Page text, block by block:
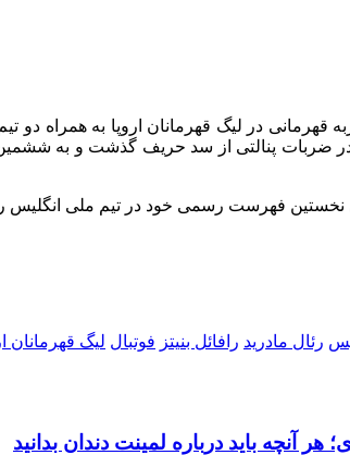
فهرست رسمی خود در تیم ملی انگلیس را معرفی
رئال مادرید رافائل بنیتز فوتبال لیگ قهرمانان
هر آنچه باید درباره لمینت دندان بدانید